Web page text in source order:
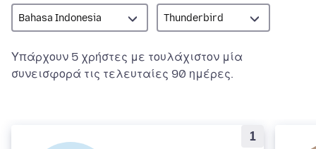
Bahasa Indonesia Thunderbird
Υπάρχουν 5 χρήστες με τουλάχιστον μία
συνεισφορά τις τελευταίες 90 ημέρες.
1